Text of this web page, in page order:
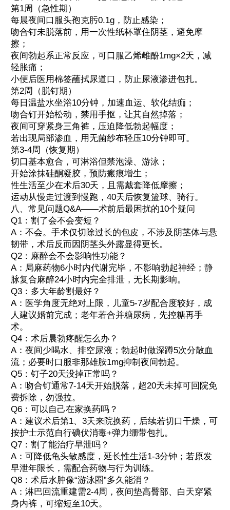
第1周（急性期）
每晨夜间口服头孢克肟0.1g，防止感染；
吻合钉未脱落前，用一次性纸杯罩住阴茎，避免摩
擦；
夜间勃起系正常反应，可口服乙烯雌酚1mg×2天，减
轻胀痛；
小便后医用棉签蘸拭尿道口，防止尿液渗进包扎。
第2周（脱钉期）
每日温盐水坐浴10分钟，加速血运、软化结痂；
吻合钉开始松动，禁用手抠，让其自然掉落；
夜间可穿紧身三角裤，压迫降低勃起幅度；
若出现局部渗血，用无菌纱布轻压10分钟即可。
第3-4周（恢复期）
切口基本愈合，可淋浴但禁泡澡、游泳；
开始涂抹硅酮凝胶，预防瘢痕增生；
性生活至少在术后30天，且需戴套降低摩擦；
运动从慢走过渡到慢跑，40天后恢复篮球、骑行。
八、常见问题Q&A——术前后最困扰的10个疑问
Q1：割了会不会变短？
A：不会。手术仅切除过长的包皮，不涉及阴茎体与悬
韧带，术后反而因阴茎头外露显得更长。
Q2：麻醉会不会影响性功能？
A：局麻药物6小时内代谢完毕，不影响勃起神经；静
脉复合麻醉24小时内完全排泄，无长期影响。
Q3：多大年龄割最好？
A：医学角度无绝对上限，儿童5-7岁配合度较好，成
人建议婚前完成；老年若合并糖尿病，先控糖再手
术。
Q4：术后晨勃疼醒怎么办？
A：夜间少喝水、排空尿液；勃起时做深蹲5次分散血
流；必要时口服非那雄胺1mg抑制夜间勃起。
Q5：钉子20天没掉正常吗？
A：吻合钉通常7-14天开始脱落，超20天未掉可回院免
费拆除，勿强拉。
Q6：可以自己在家换药吗？
A：建议术后第1、3天来院换药，后续若切口干燥，可
按护士示范自行碘伏消毒+弹力绷带包扎。
Q7：割了能治疗早泄吗？
A：可降低龟头敏感度，延长性生活1-3分钟；若原发
早泄年限长，需配合药物与行为训练。
Q8：术后水肿像“游泳圈”多久能消？
A：淋巴回流重建需2-4周，夜间垫高臀部、白天穿紧
身内裤，可缩短至10天。